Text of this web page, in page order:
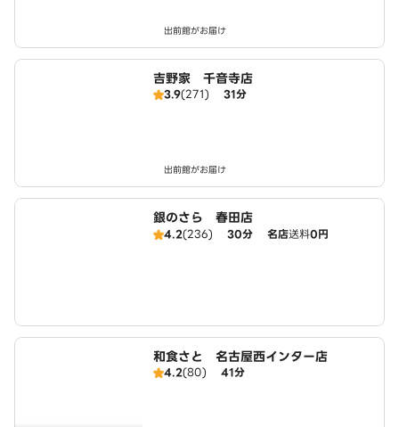
出前館がお届け
吉野家 千音寺店
3.9(271) 31分
出前館がお届け
銀のさら 春田店
4.2(236) 30分 名店送料0円
和食さと 名古屋西インター店
4.2(80) 41分